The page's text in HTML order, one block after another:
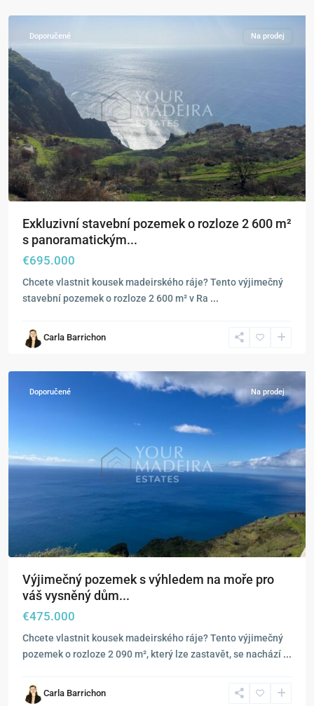
Doporučené Na prodej
Exkluzivní stavební pozemek o rozloze 2 600 m²
s panoramatickým...
€695.000
Chcete vlastnit kousek madeirského ráje? Tento výjimečný
stavební pozemek o rozloze 2 600 m² v Ra ...
Carla Barrichon
Raposeira
Fajã
da
Doporučené Na prodej
Výjimečný pozemek s výhledem na moře pro
váš vysněný dům...
€475.000
Chcete vlastnit kousek madeirského ráje? Tento výjimečný
pozemek o rozloze 2 090 m², který lze zastavět, se nachází ...
Carla Barrichon